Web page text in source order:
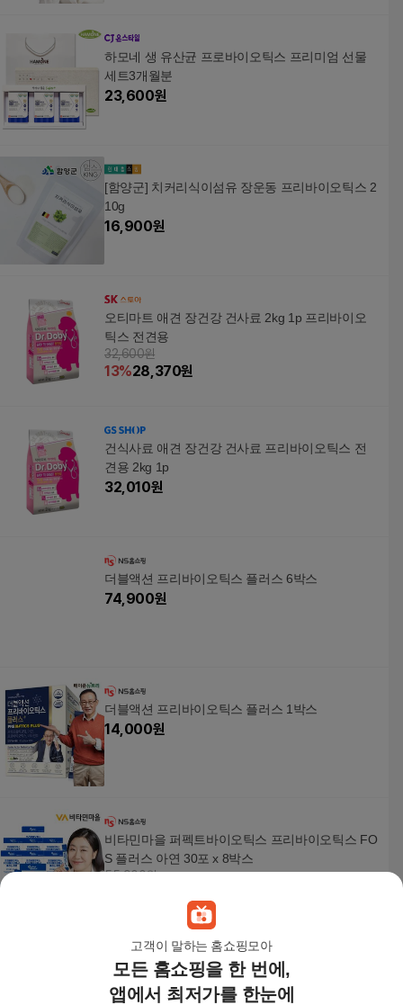
고객이 말하는 홈쇼핑모아
모든 홈쇼핑을 한 번에,
앱에서 최저가를 한눈에
하모네 생 유산균 프로바이오틱스 프리미엄 선물
세트3개월분
23,600원
[함양군] 치커리식이섬유 장운동 프리바이오틱스 2
10g
16,900원
오티마트 애견 장건강 건사료 2kg 1p 프리바이오
틱스 전견용
32,600원
13%28,370원
건식사료 애견 장건강 건사료 프리바이오틱스 전
견용 2kg 1p
32,010원
더블액션 프리바이오틱스 플러스 6박스
74,900원
더블액션 프리바이오틱스 플러스 1박스
14,000원
비타민마을 퍼펙트바이오틱스 프리바이오틱스 FO
S 플러스 아연 30포 x 8박스
55,900원
메이준뉴트리 더블액션 프리바이오틱스 1박스
19,500원